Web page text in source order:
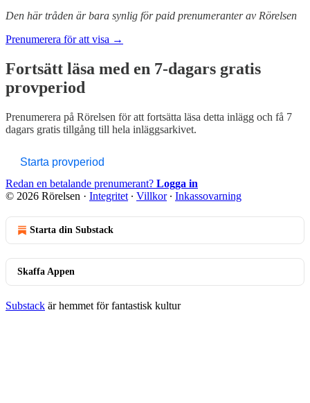
Den här tråden är bara synlig för paid prenumeranter av Rörelsen
Prenumerera för att visa →
Fortsätt läsa med en 7-dagars gratis
provperiod
Prenumerera på Rörelsen för att fortsätta läsa detta inlägg och få 7
dagars gratis tillgång till hela inläggsarkivet.
Starta provperiod
Redan en betalande prenumerant? Logga in
© 2026 Rörelsen · Integritet ∙ Villkor∙ Inkassovarning
Starta din Substack
Skaffa Appen
Substack är hemmet för fantastisk kultur